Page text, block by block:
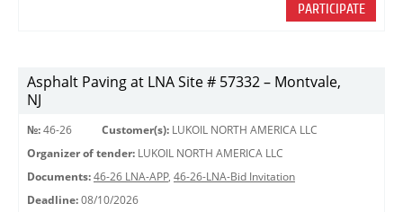
PARTICIPATE
Asphalt Paving at LNA Site # 57332 – Montvale,
NJ
№: 46-26 Customer(s): LUKOIL NORTH AMERICA LLC
Organizer of tender: LUKOIL NORTH AMERICA LLC
Documents: 46-26 LNA-APP, 46-26-LNA-Bid Invitation
Deadline: 08/10/2026